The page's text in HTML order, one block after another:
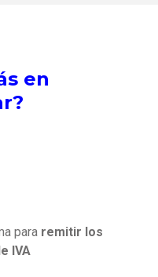
en
pararemitir los
IVA